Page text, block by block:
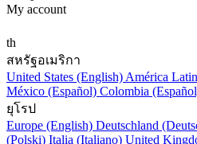
My account
th
สหรัฐอเมริกา
United States (English) América
México (Español) Colombia
ยุโรป
Europe (English) Deutschland
(Polski) Italia (Italiano) United